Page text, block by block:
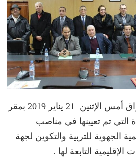
استقبل د: محسن الزواق أمس الإثنين 21 يناير 2019 بمقر
التي تم تعيينها في مناصب
الجهوية للتربية والتكوين لجهة
التابعة لها .